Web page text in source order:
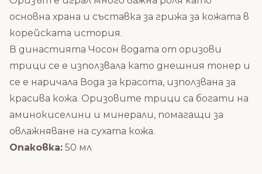
основна храна и съставка за грижа за кожата в
корейската история.
В династията Чосон водата от оризови
трици се е използвала като днешния тонер и
се е наричала Вода за красота, използвана за
красива кожа. Оризовите трици са богати на
аминокиселини и минерали, помагащи за
овлажняване на сухата кожа.
Опаковка: 50 мл